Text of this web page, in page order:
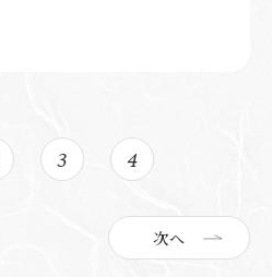
3 4
次へ